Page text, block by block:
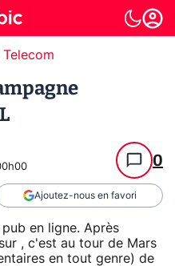
Telecom
0
Ajoutez-nous en favori
en ligne. Après
, c'est au tour de Mars
en tout genre) de